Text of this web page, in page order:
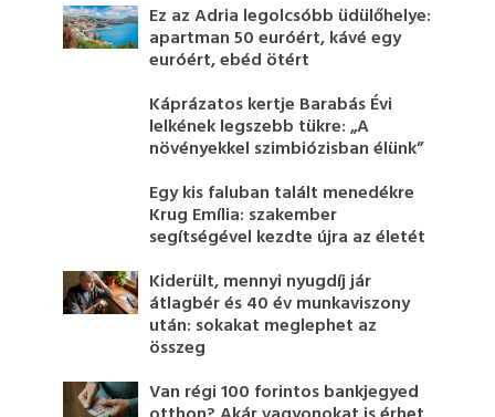
Ez az Adria legolcsóbb üdülőhelye:
apartman 50 euróért, kávé egy
euróért, ebéd ötért
Káprázatos kertje Barabás Évi
lelkének legszebb tükre: „A
növényekkel szimbiózisban élünk”
Egy kis faluban talált menedékre
Krug Emília: szakember
segítségével kezdte újra az életét
Kiderült, mennyi nyugdíj jár
átlagbér és 40 év munkaviszony
után: sokakat meglephet az
összeg
Van régi 100 forintos bankjegyed